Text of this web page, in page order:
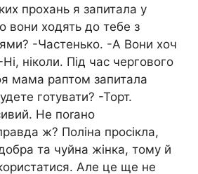
прохань я запитала у
вони ходять до тебе з
-Частенько. -А Вони хоч
ніколи. Під час чергового
мама раптом запитала
готувати? -Торт.
Не поrано
ж? Поліна просікла,
та чуйна жінка, тому й
Але це ще не